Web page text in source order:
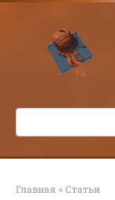
Перейти
контенту
Поиск:
Главная » Статьи